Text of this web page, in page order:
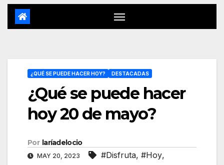
¿QUÉ SE PUEDE HACER HOY? DESTACADAS
¿Qué se puede hacer
hoy 20 de mayo?
Por laríadelocio
MAY 20, 2023 #Disfruta, #Hoy,